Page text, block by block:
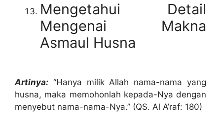
Mengetahui Detail
Mengenai Makna
Asmaul Husna
Artinya: “Hanya milik Allah nama-nama yang
husna, maka memohonlah kepada-Nya dengan
menyebut nama-nama-Nya.” (QS. Al A’raf: 180)